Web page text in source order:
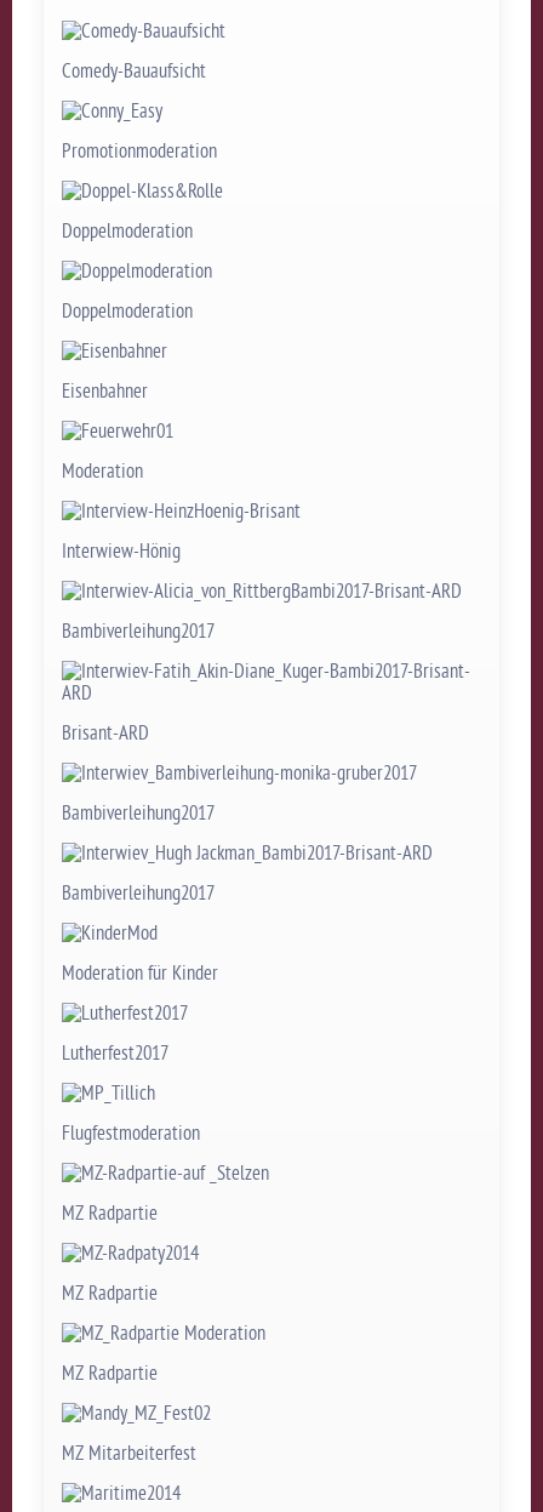
Comedy-Bauaufsicht
Promotionmoderation
Doppelmoderation
Doppelmoderation
Eisenbahner
Moderation
Interwiew-Hönig
Bambiverleihung2017
Brisant-ARD
Bambiverleihung2017
Bambiverleihung2017
Moderation für Kinder
Lutherfest2017
Flugfestmoderation
MZ Radpartie
MZ Radpartie
MZ Radpartie
MZ Mitarbeiterfest